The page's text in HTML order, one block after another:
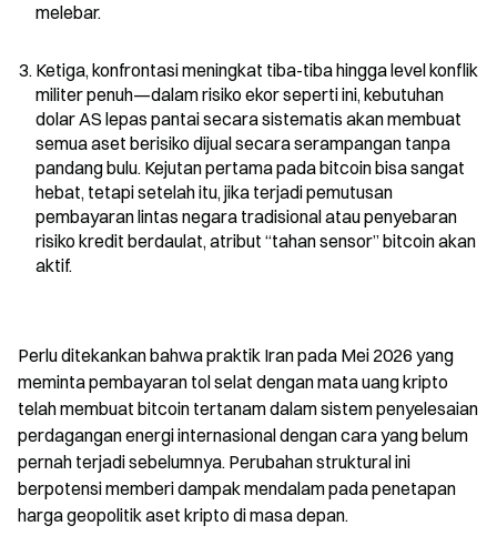
melebar.
Ketiga, konfrontasi meningkat tiba-tiba hingga level konflik
militer penuh—dalam risiko ekor seperti ini, kebutuhan
dolar AS lepas pantai secara sistematis akan membuat
semua aset berisiko dijual secara serampangan tanpa
pandang bulu. Kejutan pertama pada bitcoin bisa sangat
hebat, tetapi setelah itu, jika terjadi pemutusan
pembayaran lintas negara tradisional atau penyebaran
risiko kredit berdaulat, atribut “tahan sensor” bitcoin akan
aktif.
Perlu ditekankan bahwa praktik Iran pada Mei 2026 yang
meminta pembayaran tol selat dengan mata uang kripto
telah membuat bitcoin tertanam dalam sistem penyelesaian
perdagangan energi internasional dengan cara yang belum
pernah terjadi sebelumnya. Perubahan struktural ini
berpotensi memberi dampak mendalam pada penetapan
harga geopolitik aset kripto di masa depan.